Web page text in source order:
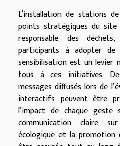
L’installation de stations
points stratégiques du
responsable des
participants à adopter de
sensibilisation est un levier
tous à ces initiatives.
messages diffusés lors de
interactifs peuvent être
l’impact de chaque geste
communication claire
écologique et la promotion